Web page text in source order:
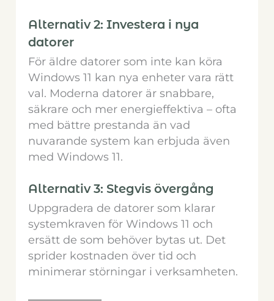
Alternativ 2: Investera i nya
datorer
För äldre datorer som inte kan köra
Windows 11 kan nya enheter vara rätt
val. Moderna datorer är snabbare,
säkrare och mer energieffektiva – ofta
med bättre prestanda än vad
nuvarande system kan erbjuda även
med Windows 11.
Alternativ 3: Stegvis övergång
Uppgradera de datorer som klarar
systemkraven för Windows 11 och
ersätt de som behöver bytas ut. Det
sprider kostnaden över tid och
minimerar störningar i verksamheten.